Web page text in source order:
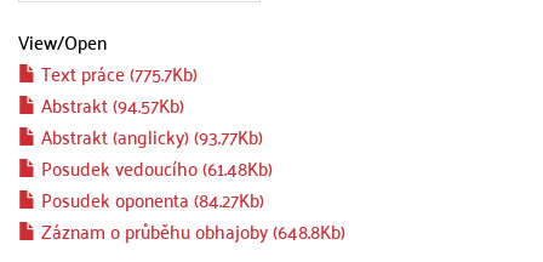
View/Open
Text práce (775.7Kb)
Abstrakt (94.57Kb)
Abstrakt (anglicky) (93.77Kb)
Posudek vedoucího (61.48Kb)
Posudek oponenta (84.27Kb)
Záznam o průběhu obhajoby (648.8Kb)